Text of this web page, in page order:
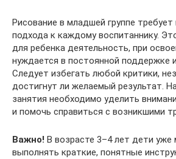
Рисование в младшей группе требует
подхода к каждому воспитаннику.
для ребенка деятельность, при
нуждается в постоянной поддержке
Следует избегать любой критики,
достигнут ли желаемый результат.
занятия необходимо уделить
и помочь справиться с возникшими
Важно! В возрасте 3–4 лет дети уже
выполнять краткие, понятные